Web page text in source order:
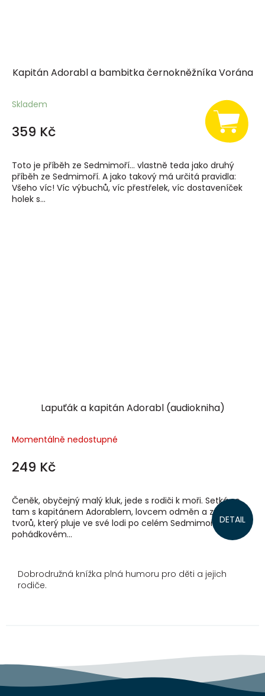
Kapitán Adorabl a bambitka černokněžníka Vorána
Skladem
359 Kč
Toto je příběh ze Sedmimoří... vlastně teda jako druhý
příběh ze Sedmimoří. A jako takový má určitá pravidla:
Všeho víc! Víc výbuchů, víc přestřelek, víc dostaveníček
holek s...
Lapuťák a kapitán Adorabl (audiokniha)
Momentálně nedostupné
249 Kč
DETAIL
Čeněk, obyčejný malý kluk, jede s rodiči k moři. Setká se
tam s kapitánem Adorablem, lovcem odměn a zvláštních
tvorů, který pluje ve své lodi po celém Sedmimoří,
pohádkovém...
Dobrodružná knížka plná humoru pro děti a jejich
rodiče.